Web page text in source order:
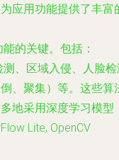
应用功能提供了丰富
的关键。包括：
、区域入侵、人脸
、聚集）等。这些算
地采用深度学习模型
Lite, OpenCV